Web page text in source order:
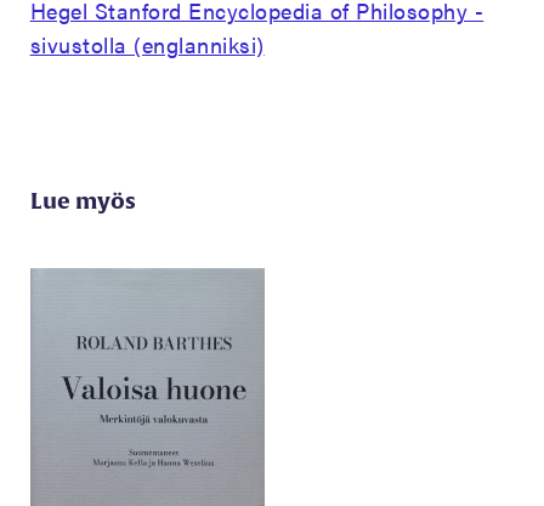
Hegel Stanford Encyclopedia of Philosophy -
sivustolla (englanniksi)
Lue myös